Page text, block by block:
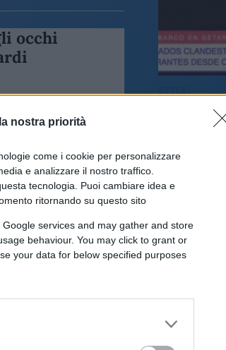
nostra priorità
come i cookie per personalizzare
e analizzare il nostro traffico.
tecnologia. Puoi cambiare idea e
ritornando su questo sito
services and may gather and store
behaviour. You may click to grant or
your data for below specified purposes
occhi
8k
è troppo
Meloni